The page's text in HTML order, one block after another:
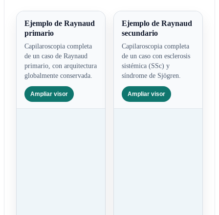
Ejemplo de Raynaud
primario
Capilaroscopia completa
de un caso de Raynaud
primario, con arquitectura
globalmente conservada.
Ampliar visor
Ejemplo de Raynaud
secundario
Capilaroscopia completa
de un caso con esclerosis
sistémica (SSc) y
síndrome de Sjögren.
Ampliar visor